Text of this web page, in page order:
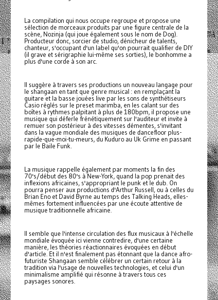
La compilation qui nous occupe regroupe et propose une
sélection de morceaux produits par une figure centrale de la
scène, Nozinja (qui joue également sous le nom de Dog).
Producteur donc, sorcier de studio, dénicheur de talents,
chanteur, s'occupant d'un label qu'on pourrait qualifier de DIY
(il grave et sérigraphie lui-même ses sorties), le bonhomme a
plus d'une corde à son arc.
Il suggère à travers ses productions un nouveau langage pour
le shangaan en tant que genre musical : en remplaçant la
guitare et la basse jouées live par les sons de synthétiseurs
Casio réglés sur le preset marimba, en les calant sur des
boîtes à rythmes palpitant à plus de 180bpm, il propose une
musique qui déferle frénétiquement sur l'auditeur et invite à
remuer son postérieur à des vitesses démentes, s'invitant
dans la vague mondiale des musiques de dancefloor plus-
rapide-que-moi-tu-meurs, du Kuduro au Uk Grime en passant
par le Baile Funk.
La musique rappelle également par moments la fin des
70's/début des 80's à New-York, quand la pop prenait des
inflexions africaines, s'appropriant le punk et le dub. On
pourra penser aux productions d'Arthur Russell, ou à celles du
Brian Eno et David Byrne au temps des Talking Heads, elles-
mêmes fortement influencées par une écoute attentive de
musique traditionnelle africaine.
Il semble que l'intense circulation des flux musicaux à l'échelle
mondiale évoquée ici vienne contredire, d'une certaine
manière, les théories réactionnaires évoquées en début
d'article. Et il n'est finalement pas étonnant que la dance afro-
futuriste Shangaan semble célébrer un certain retour à la
tradition via l'usage de nouvelles technologies, et celui d'un
minimalisme amplifié qui résonne à travers tous ces
paysages sonores.